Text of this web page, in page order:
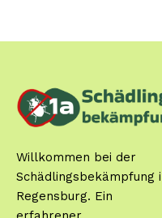
Willkommen bei der
Schädlingsbekämpfung
Regensburg. Ein